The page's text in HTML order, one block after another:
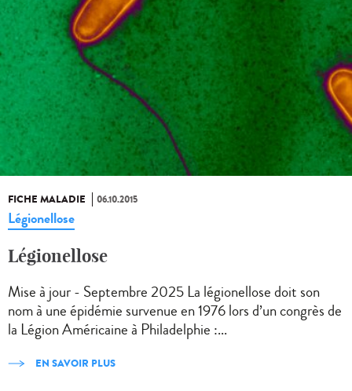
FICHE MALADIE 06.10.2015
Légionellose
Légionellose
Mise à jour - Septembre 2025 La légionellose doit son
nom à une épidémie survenue en 1976 lors d’un congrès de
la Légion Américaine à Philadelphie :...
EN SAVOIR PLUS